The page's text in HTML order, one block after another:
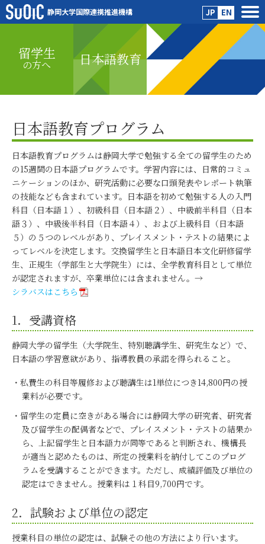
静岡大学国際連携推進機構 JP EN
留学生
の方へ 日本語教育
日本語教育プログラム
日本語教育プログラムは静岡大学で勉強する全ての留学生のため
の15週間の日本語プログラムです。学習内容には、日常的コミュ
ニケーションのほか、研究活動に必要な口頭発表やレポート執筆
の技能なども含まれています。日本語を初めて勉強する人の入門
科目（日本語１）、初級科目（日本語２）、中級前半科目（日本
語３）、中級後半科目（日本語４）、および上級科目（日本語
５）の５つのレベルがあり、プレイスメント・テストの結果によ
ってレベルを決定します。交換留学生と日本語日本文化研修留学
生、正規生（学部生と大学院生）には、全学教育科目として単位
が認定されますが、卒業単位には含まれません。→
シラバスはこちら
1．受講資格
静岡大学の留学生（大学院生、特別聴講学生、研究生など）で、
日本語の学習意欲があり、指導教員の承諾を得られること。
私費生の科目等履修および聴講生は1単位につき14,800円の授
業料が必要です。
留学生の定員に空きがある場合には静岡大学の研究者、研究者
及び留学生の配偶者などで、プレイスメント・テストの結果か
ら、上記留学生と日本語力が同等であると判断され、機構長
が適当と認めたものは、所定の授業料を納付してこのプログ
ラムを受講することができます。ただし、成績評価及び単位の
認定はできません。授業料は１科目9,700円です。
2．試験および単位の認定
授業科目の単位の認定は、試験その他の方法により行います。